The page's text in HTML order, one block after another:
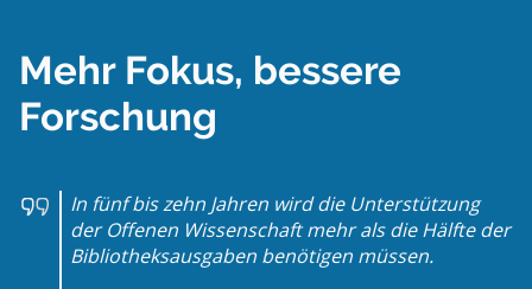
Mehr Fokus, bessere
Forschung
In fünf bis zehn Jahren wird die Unterstützung
der Offenen Wissenschaft mehr als die Hälfte der
Bibliotheksausgaben benötigen müssen.